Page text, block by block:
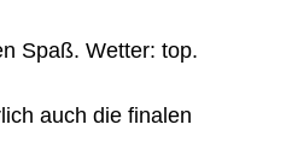
Spaß. Wetter: top.
auch die finalen